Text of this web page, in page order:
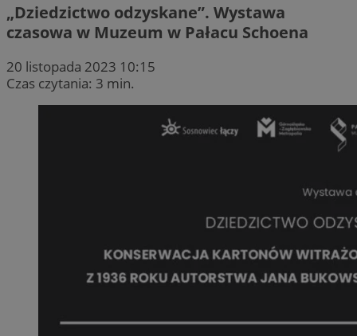
„Dziedzictwo odzyskane”. Wystawa
czasowa w Muzeum w Pałacu Schoena
20 listopada 2023 10:15
Czas czytania: 3 min.